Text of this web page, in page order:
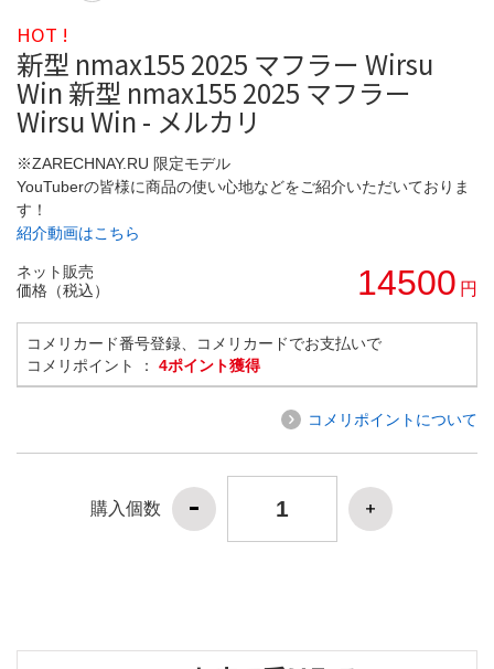
HOT !
新型 nmax155 2025 マフラー Wirsu
Win 新型 nmax155 2025 マフラー
Wirsu Win - メルカリ
※ZARECHNAY.RU 限定モデル
YouTuberの皆様に商品の使い心地などをご紹介いただいておりま
す！
紹介動画はこちら
ネット販売
価格（税込）
14500 円
コメリカード番号登録、コメリカードでお支払いで
コメリポイント ： 4ポイント獲得
コメリポイントについて
購入個数